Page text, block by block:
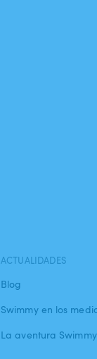
ACTUALIDADES
Blog
Swimmy en los
La aventura Swimmy